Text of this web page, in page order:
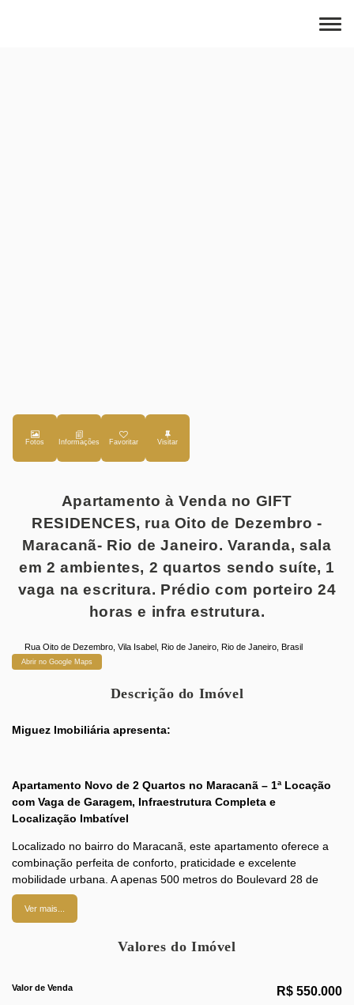
Fotos Favoritar
Apartamento à Venda no GIFT
RESIDENCES, rua Oito de Dezembro -
Maracanã- Rio de Janeiro. Varanda, sala
em 2 ambientes, 2 quartos sendo suíte, 1
vaga na escritura. Prédio com porteiro 24
horas e infra estrutura.
Rua Oito de Dezembro ,Vila Isabel ,Rio de Janeiro ,Rio de Janeiro ,Brasil
Abrir no Google Maps
Descrição do Imóvel
Miguez Imobiliária apresenta:
Apartamento Novo de 2 Quartos no Maracanã – 1ª Locação
com Vaga de Garagem, Infraestrutura Completa e
Localização Imbatível
Localizado no bairro do Maracanã, este apartamento oferece a
combinação perfeita de conforto, praticidade e excelente
mobilidade urbana. A apenas 500 metros do Boulevard 28 de
Setembro, próximo à estação de metrô Maracanã, Estádio
Jornalista Mário Filho (Maracanã) e UERJ, o imóvel oferece fácil
farto comércio, como restaurantes, bares, padarias, escolas,
Composição do Imóvel:
Ver mais...
Valores do Imóvel
R$ 550.000
Valor de Venda